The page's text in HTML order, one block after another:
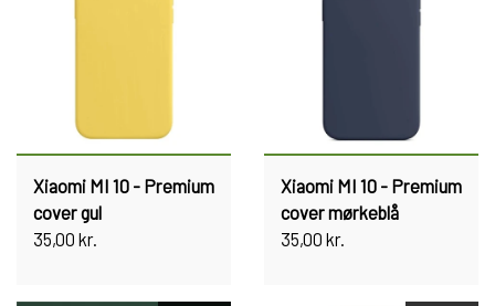
Xiaomi MI 10 - Premium
cover gul
35,00 kr.
Xiaomi MI 10 - Premium
cover mørkeblå
35,00 kr.